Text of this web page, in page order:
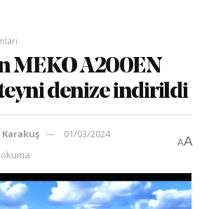
MEKO A200EN
denize indirildi
01/03/2024
AA